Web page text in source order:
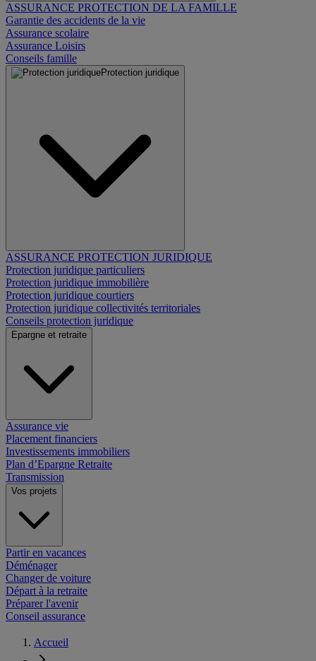
ASSURANCE PROTECTION DE LA FAMILLE
Garantie des accidents de la vie
Assurance scolaire
Assurance Loisirs
Conseils famille
Protection juridique
ASSURANCE PROTECTION JURIDIQUE
Protection juridique particuliers
Protection juridique immobilière
Protection juridique courtiers
Protection juridique collectivités territoriales
Conseils protection juridique
Epargne et retraite
Assurance vie
Placement financiers
Investissements immobiliers
Plan d’Epargne Retraite
Transmission
Vos projets
Partir en vacances
Déménager
Changer de voiture
Départ à la retraite
Préparer l'avenir
Conseil assurance
Accueil